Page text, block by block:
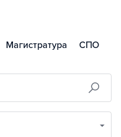
Магистратура СПО